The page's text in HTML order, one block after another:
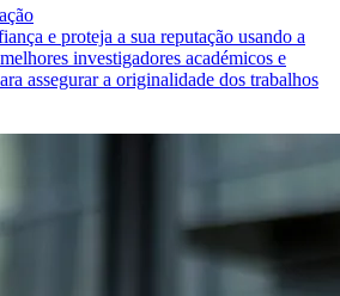
e proteja a sua reputação usando a
investigadores académicos e
assegurar a originalidade dos trabalhos